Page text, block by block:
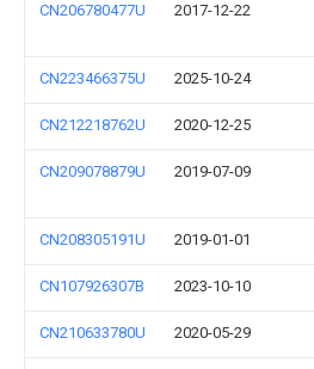
CN206780477U 2017-12-22
CN223466375U 2025-10-24
CN212218762U 2020-12-25
CN209078879U 2019-07-09
CN208305191U 2019-01-01
CN107926307B 2023-10-10
CN210633780U 2020-05-29